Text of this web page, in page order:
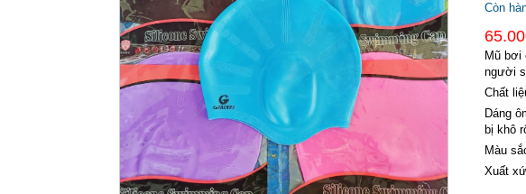
Còn
Mũ bơi
người
Chất
Dáng
bị khô
Màu
Xuất